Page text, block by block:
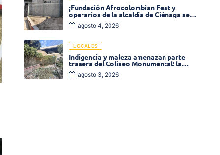
¡Fundación Afrocolombian Fest y
operarios de la alcaldía de Ciénaga se
ponen la 10! Realizan limpieza de la
parte posterior del Coliseo
agosto 4, 2026
LOCALES
Indigencia y maleza amenazan parte
trasera del Coliseo Monumental: la
comunidad exige acción inmediata!
agosto 3, 2026